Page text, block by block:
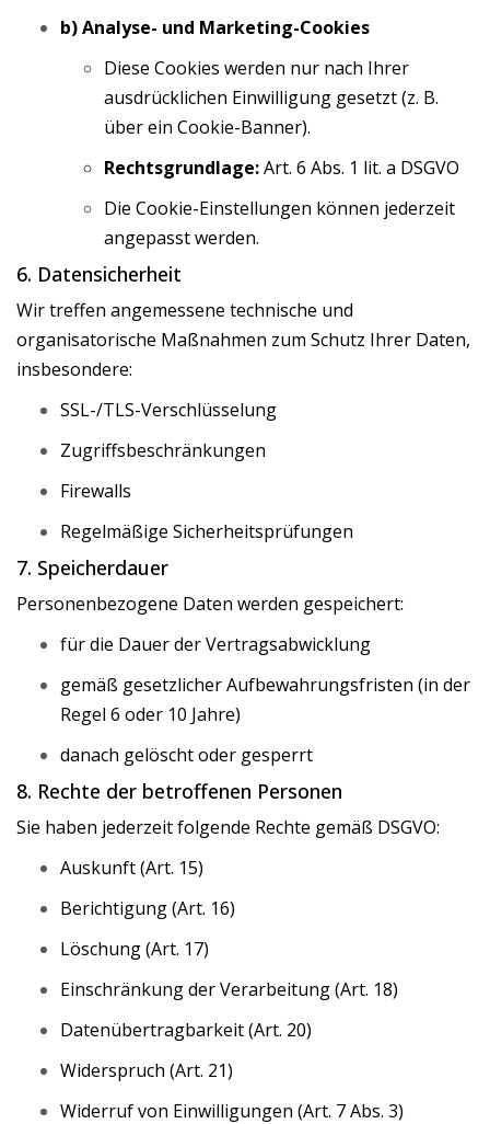
b) Analyse- und Marketing-Cookies
Diese Cookies werden nur nach Ihrer
ausdrücklichen Einwilligung gesetzt (z. B.
über ein Cookie-Banner).
Rechtsgrundlage:Art. 6 Abs. 1 lit. a DSGVO
Die Cookie-Einstellungen können jederzeit
angepasst werden.
6. Datensicherheit
Wir treffen angemessene technische und
organisatorische Maßnahmen zum Schutz Ihrer Daten,
insbesondere:
SSL-/TLS-Verschlüsselung
Zugriffsbeschränkungen
Firewalls
Regelmäßige Sicherheitsprüfungen
7. Speicherdauer
Personenbezogene Daten werden gespeichert:
für die Dauer der Vertragsabwicklung
gemäß gesetzlicher Aufbewahrungsfristen (in der
Regel 6 oder 10 Jahre)
danach gelöscht oder gesperrt
8. Rechte der betroffenen Personen
Sie haben jederzeit folgende Rechte gemäß DSGVO:
Auskunft (Art. 15)
Berichtigung (Art. 16)
Löschung (Art. 17)
Einschränkung der Verarbeitung (Art. 18)
Datenübertragbarkeit (Art. 20)
Widerspruch (Art. 21)
Widerruf von Einwilligungen (Art. 7 Abs. 3)